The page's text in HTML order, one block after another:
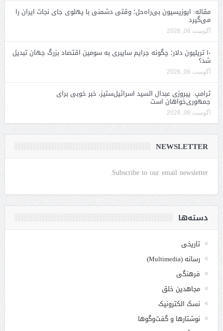
مقاله: اپوزیسیون بی‌راه‌حل؛ وقتی دشمنی با پهلوی جای نجات ایران را
می‌گیرد
آگوست 06, 2026
۱۰ تریلیون دلار؛ چگونه جرایم سایبری به سومین اقتصاد بزرگ جهان تبدیل
شد؟
آگوست 06, 2026
ترامپ: پیروزی عبدال السید اسرائیل‌ستیز، خبر خوبی برای
جمهوری‌خواهان است
آگوست 06, 2026
NEWSLETTER
Subscribe to our email newsletter.
دسته‌ها
تاریخی
رسانه (Multimedia)
فرهنگی
مجاهدین خلق
نسک الکترونیک
نوشتارها و گفت‌وگوها